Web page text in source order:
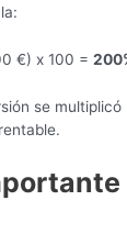
€) x 100 =
se